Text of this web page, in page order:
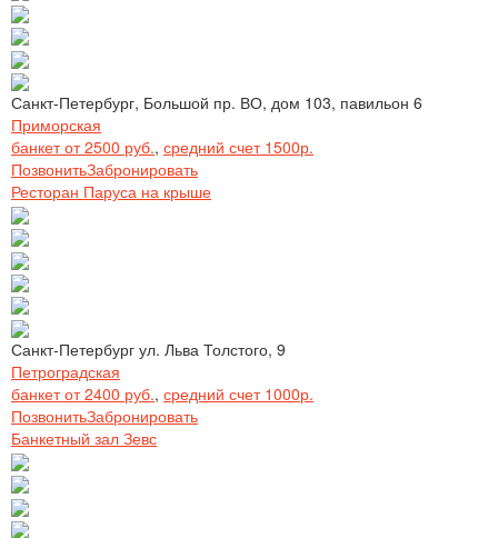
Санкт-Петербург, Большой пр. ВО, дом 103, павильон 6
Приморская
банкет от 2500 руб., средний счет 1500р.
ПозвонитьЗабронировать
Ресторан Паруса на крыше
Санкт-Петербург ул. Льва Толстого, 9
Петроградская
банкет от 2400 руб., средний счет 1000р.
ПозвонитьЗабронировать
Банкетный зал Зевс